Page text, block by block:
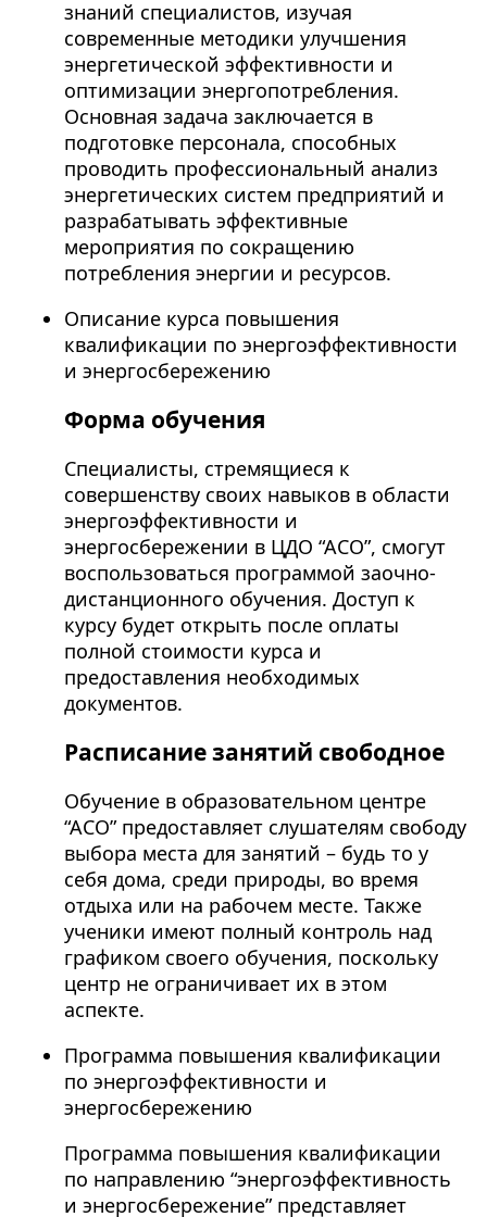
знаний специалистов, изучая
современные методики улучшения
энергетической эффективности и
оптимизации энергопотребления.
Основная задача заключается в
подготовке персонала, способных
проводить профессиональный анализ
энергетических систем предприятий и
разрабатывать эффективные
мероприятия по сокращению
потребления энергии и ресурсов.
Описание курса повышения
квалификации по энергоэффективности
и энергосбережению
Форма обучения
Специалисты, стремящиеся к
совершенству своих навыков в области
энергоэффективности и
энергосбережении в ЦДО “АСО”, смогут
воспользоваться программой заочно-
дистанционного обучения. Доступ к
курсу будет открыть после оплаты
полной стоимости курса и
предоставления необходимых
документов.
Расписание занятий свободное
Обучение в образовательном центре
“АСО” предоставляет слушателям свободу
выбора места для занятий – будь то у
себя дома, среди природы, во время
отдыха или на рабочем месте. Также
ученики имеют полный контроль над
графиком своего обучения, поскольку
центр не ограничивает их в этом
аспекте.
Программа повышения квалификации
по энергоэффективности и
энергосбережению
Программа повышения квалификации
по направлению “энергоэффективность
и энергосбережение” представляет